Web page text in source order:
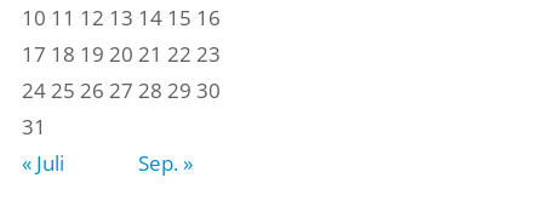
10 11 12 13 14 15 16
17 18 19 20 21 22 23
2425 26 27 28 29 30
31
« Juli
Sep. »